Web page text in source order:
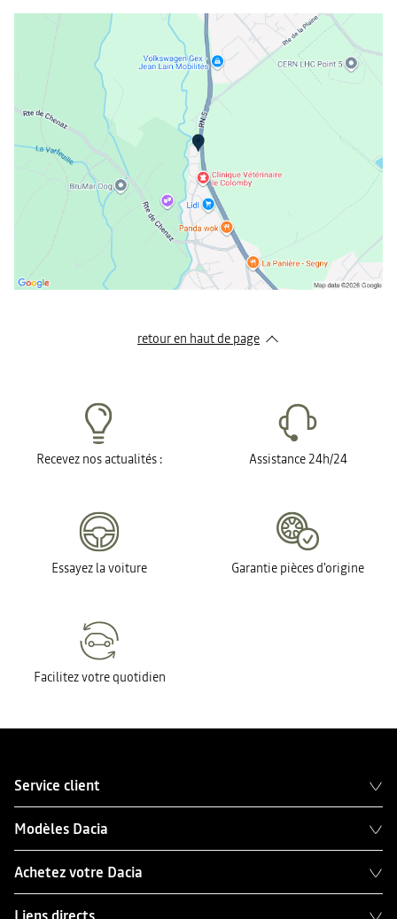
mardi
08:00 - 12:0014:00 - 19:00
mercredi
08:00 - 12:0014:00 - 19:00
jeudi
08:00 - 12:00 14:00 - 19:00
vendredi
08:00 - 12:0014:00 - 19:00
samedi
09:00 - 12:00
14:00 - 18:00
dimanche
retour en haut de page​
Recevez nos actualités : Assistance 24h/24
Essayez la voiture Garantie pièces d'origine
Facilitez votre quotidien
Service client
Modèles Dacia
Achetez votre Dacia